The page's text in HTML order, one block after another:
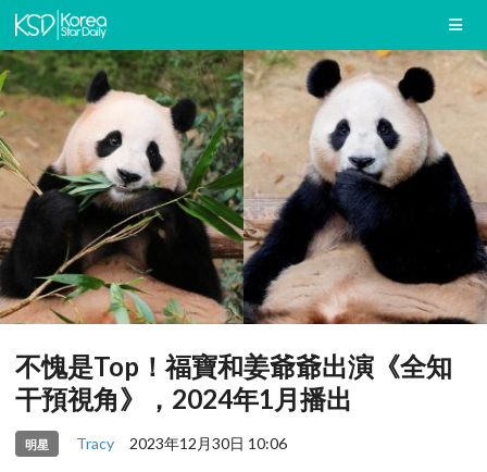
不愧是Top！福寶和姜爺爺出演《全知
干預視角》，2024年1月播出
明星 Tracy 2023年12月30日 10:06